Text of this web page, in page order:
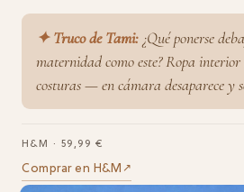
✦ Truco de Tami: ¿Qué ponerse
maternidad como este? Ropa
costuras — en cámara desaparece y
H&M · 59,99 €
Comprar en H&M ↗︎